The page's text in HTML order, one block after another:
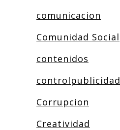
comunicacion
Comunidad Social
contenidos
controlpublicidad
Corrupcion
Creatividad